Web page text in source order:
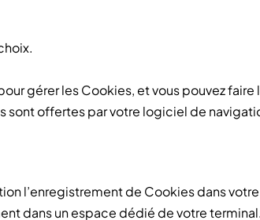
gérer les Cookies, et vous pouvez
offertes par votre logiciel de
l’enregistrement de Cookies dans
dans un espace dédié de votre